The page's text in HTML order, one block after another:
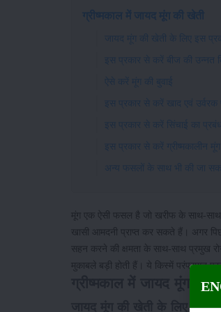
ग्रीष्मकाल में जायद मूंग की खेती
जायद मूंग की खेती के लिए इस
इस प्रकार से करें बीज की उन्नत
ऐसे करें मूंग की बुवाई
इस प्रकार से करें खाद एवं उर्वरक
इस प्रकार से करें सिंचाई का
इस प्रकार से करें ग्रीष्मकालीन
अन्य फसलों के साथ भी की जा
मूंग एक ऐसी फसल है जो खरीफ के साथ-साथ
खासी आमदनी प्राप्त कर सकते हैं। अगर
सहन करने की क्षमता के साथ-साथ प्रमुख
मुकाबले बड़ी होती हैं। ये किस्में परंपरागत
ग्रीष्मकाल में जायद मूंग की
जायद मूंग की खेती के लिए इस